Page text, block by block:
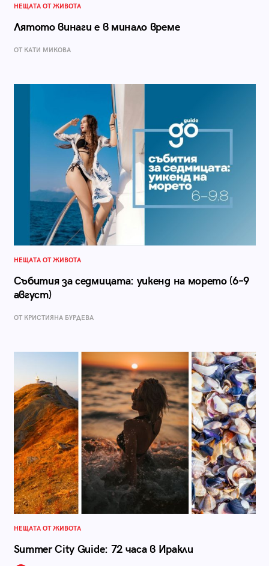
НЕЩАТА ОТ ЖИВОТА
Лятото винаги е в минало време
ОТ КАТИ МИКОВА
НЕЩАТА ОТ ЖИВОТА
Събития за седмицата: уикенд на морето (6–9
август)
ОТ КРИСТИЯНА БУРДЕВА
НЕЩАТА ОТ ЖИВОТА
Summer City Guide: 72 часа в Иракли